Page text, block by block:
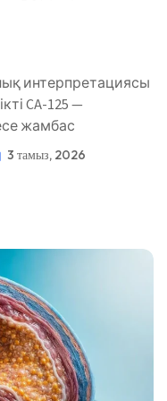
интерпретациясы
CA-125 —
жамбас
емес. Пайдалы
негіздей
✅ […]
3 тамыз, 2026